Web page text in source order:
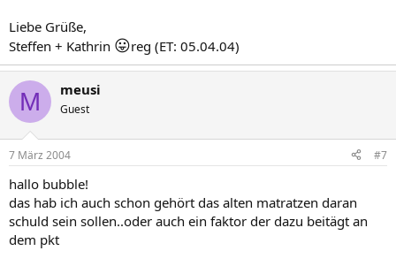
Liebe Grüße,
Steffen + Kathrin 😛reg (ET: 05.04.04)
M meusi
Guest
7 März 2004 #7
hallo bubble!
das hab ich auch schon gehört das alten matratzen daran
schuld sein sollen..oder auch ein faktor der dazu beitägt an
dem pkt